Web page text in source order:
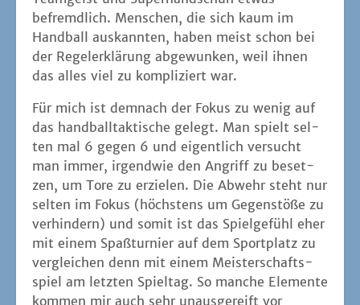
befremd­lich. Men­schen, die sich kaum im
Hand­ball aus­kann­ten, haben meist schon bei
der Regel­er­klä­rung abge­wun­ken, weil ihnen
das alles viel zu kom­pli­ziert war.
Für mich ist dem­nach der Fokus zu wenig auf
das hand­ball­tak­ti­sche gelegt. Man spielt sel­
ten mal 6 gegen 6 und eigent­lich ver­sucht
man immer, irgend­wie den Angriff zu beset­
zen, um Tore zu erzie­len. Die Abwehr steht nur
sel­ten im Fokus (höchs­tens um Gegen­stö­ße zu
ver­hin­dern) und somit ist das Spiel­ge­fühl eher
mit einem Spaß­tur­nier auf dem Sport­platz zu
ver­glei­chen denn mit einem Meis­ter­schafts­
spiel am letz­ten Spiel­tag. So man­che Ele­men­te
kom­men mir auch sehr unaus­ge­reift vor